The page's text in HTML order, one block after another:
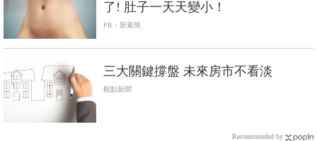
了! 肚子一天天變小！
PR・新素簡
三大關鍵撐盤 未來房市不看淡
觀點新聞
Recommended by